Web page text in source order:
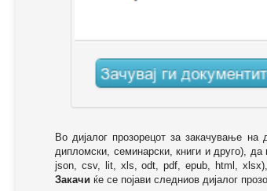
Во дијалог прозорецот за закачување
дипломски, семинарски, книги и друго),
json, csv, lit, xls, odt, pdf, epub, html, xlsx),
Закачи ќе се појави следниов дијалог